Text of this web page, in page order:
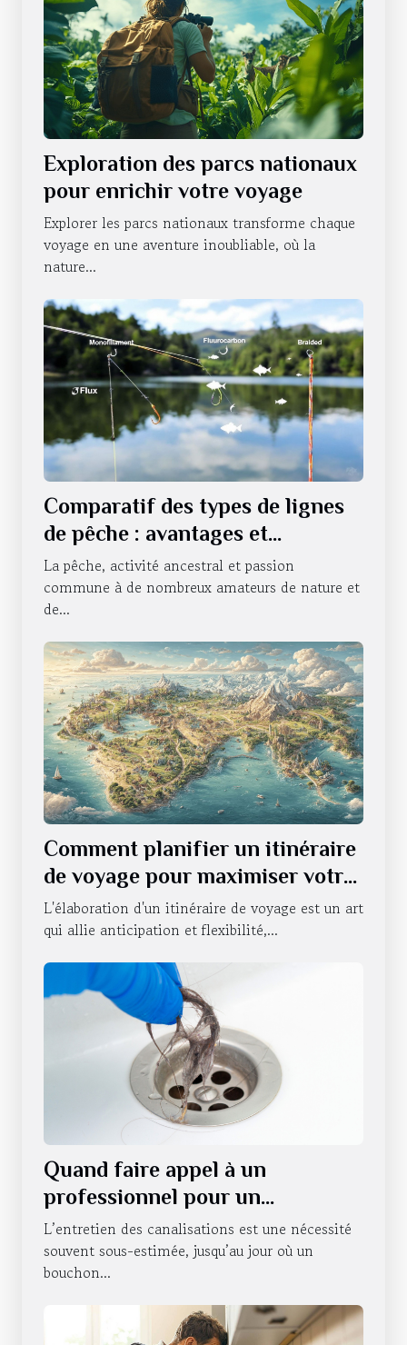
Exploration des parcs nationaux
pour enrichir votre voyage
Explorer les parcs nationaux transforme chaque
voyage en une aventure inoubliable, où la
nature...
Comparatif des types de lignes
de pêche : avantages et
utilisations
La pêche, activité ancestral et passion
commune à de nombreux amateurs de nature et
de...
Comment planifier un itinéraire
de voyage pour maximiser votre
expérience
L'élaboration d'un itinéraire de voyage est un art
qui allie anticipation et flexibilité,...
Quand faire appel à un
professionnel pour un
débouchage de canalisations à
Strasbourg ?
L’entretien des canalisations est une nécessité
souvent sous-estimée, jusqu’au jour où un
bouchon...